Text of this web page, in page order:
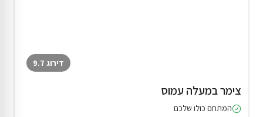
דירוג 9.7
צימר במעלה עמוס
המתחם כולו שלכם